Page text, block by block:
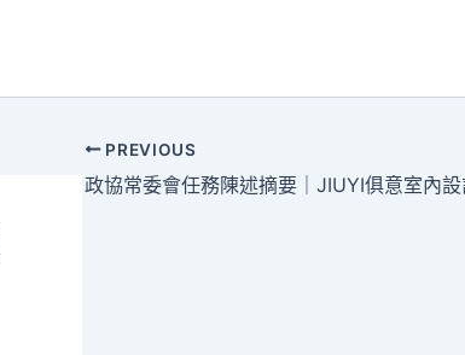
PREVIOUS